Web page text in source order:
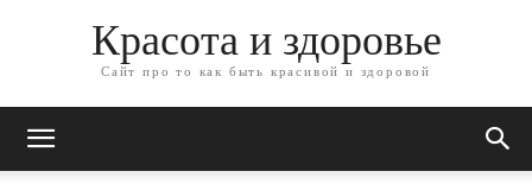
Красота и здоровье
Сайт про то как быть красивой и здоровой